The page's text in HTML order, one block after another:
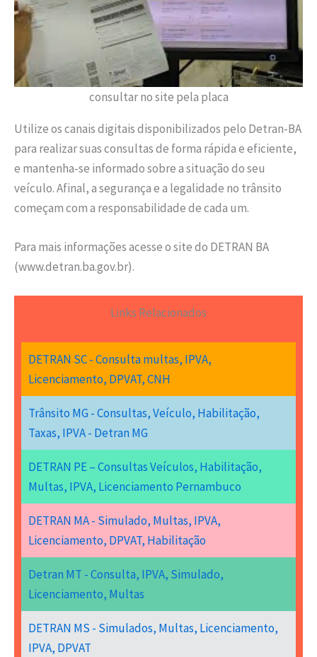
consultar no site pela placa
Utilize os canais digitais disponibilizados pelo Detran-BA
para realizar suas consultas de forma rápida e eficiente,
e mantenha-se informado sobre a situação do seu
veículo. Afinal, a segurança e a legalidade no trânsito
começam com a responsabilidade de cada um.
Para mais informações acesse o site do DETRAN BA
(www.detran.ba.gov.br).
Links Relacionados
DETRAN SC - Consulta multas, IPVA,
Licenciamento, DPVAT, CNH
Trânsito MG - Consultas, Veículo, Habilitação,
Taxas, IPVA - Detran MG
DETRAN PE – Consultas Veículos, Habilitação,
Multas, IPVA, Licenciamento Pernambuco
DETRAN MA - Simulado, Multas, IPVA,
Licenciamento, DPVAT, Habilitação
Detran MT - Consulta, IPVA, Simulado,
Licenciamento, Multas
DETRAN MS - Simulados, Multas, Licenciamento,
IPVA, DPVAT